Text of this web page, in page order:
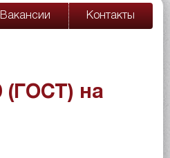
Вакансии Контакты
(ГОСТ) на